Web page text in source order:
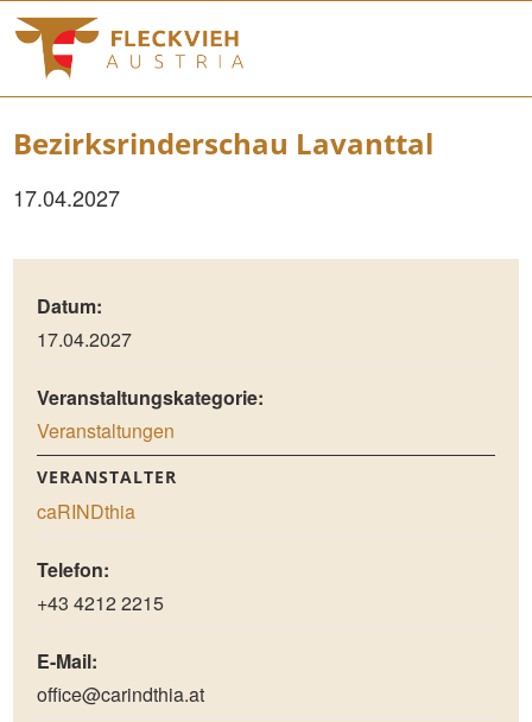
Bezirksrinderschau Lavanttal
17.04.2027
Datum:
17.04.2027
Veranstaltungskategorie:
Veranstaltungen
VERANSTALTER
caRINDthia
Telefon:
+43 4212 2215
E-Mail:
office@carindthia.at